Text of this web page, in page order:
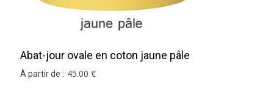
Abat-jour ovale en coton jaune pâle
À partir de : 45.00 €